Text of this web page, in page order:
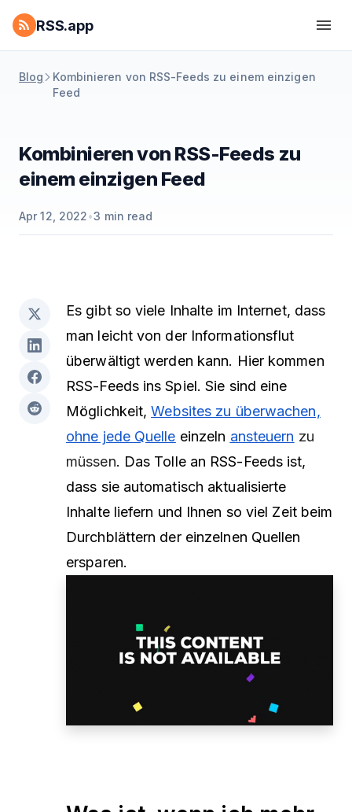
RSS.app
Blog
Kombinieren von RSS-Feeds zu einem einzigen
Feed
Kombinieren von RSS-Feeds zu
einem einzigen Feed
Apr 12, 2022•3 min read
Es gibt so viele Inhalte im Internet, dass
man leicht von der Informationsflut
überwältigt werden kann. Hier kommen
RSS-Feeds ins Spiel. Sie sind eine
Möglichkeit,Websites zu überwachen,
ohne jede Quelle einzeln ansteuern zu
müssen. Das Tolle an RSS-Feeds ist,
dass sie automatisch aktualisierte
Inhalte liefern und Ihnen so viel Zeit beim
Durchblättern der einzelnen Quellen
ersparen.